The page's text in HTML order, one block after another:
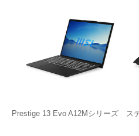
Prestige 13 Evo A12Mシリーズ ス